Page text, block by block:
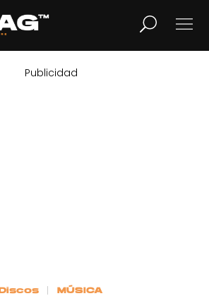
LIFESTYLE
Publicidad
Discos MÚSICA